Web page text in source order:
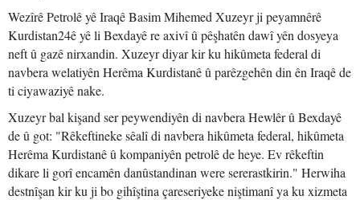
Wezîrê Petrolê yê Iraqê Basim Mihemed Xuzeyr ji peyamnêrê
Kurdistan24ê yê li Bexdayê re axivî û pêşhatên dawî yên dosyeya
neft û gazê nirxandin. Xuzeyr diyar kir ku hikûmeta federal di
navbera welatiyên Herêma Kurdistanê û parêzgehên din ên Iraqê de
ti ciyawaziyê nake.
Xuzeyr bal kişand ser peywendiyên di navbera Hewlêr û Bexdayê
de û got: "Rêkeftineke sêalî di navbera hikûmeta federal, hikûmeta
Herêma Kurdistanê û kompaniyên petrolê de heye. Ev rêkeftin
dikare li gorî encamên danûstandinan were sererastkirin." Herwiha
destnîşan kir ku ji bo gihîştina çareseriyeke niştimanî ya ku xizmeta